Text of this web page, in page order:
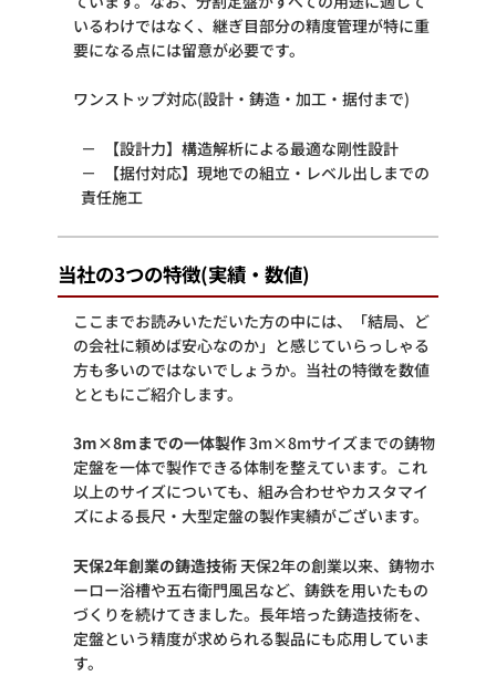
いるわけではなく、継ぎ目部分の精度管理が特に重
要になる点には留意が必要です。
ワンストップ対応(設計・鋳造・加工・据付まで)
【設計力】構造解析による最適な剛性設計
【据付対応】現地での組立・レベル出しまでの
責任施工
当社の3つの特徴(実績・数値)
ここまでお読みいただいた方の中には、「結局、ど
の会社に頼めば安心なのか」と感じていらっしゃる
方も多いのではないでしょうか。当社の特徴を数値
とともにご紹介します。
3m×8mまでの一体製作3m×8mサイズまでの鋳物
定盤を一体で製作できる体制を整えています。これ
以上のサイズについても、組み合わせやカスタマイ
ズによる長尺・大型定盤の製作実績がございます。
天保2年創業の鋳造技術天保2年の創業以来、鋳物ホ
ーロー浴槽や五右衛門風呂など、鋳鉄を用いたもの
づくりを続けてきました。長年培った鋳造技術を、
定盤という精度が求められる製品にも応用していま
す。